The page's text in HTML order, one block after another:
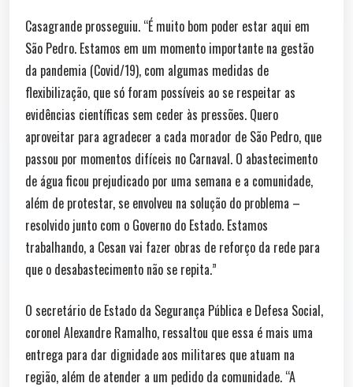
Casagrande prosseguiu. “É muito bom poder estar aqui em
São Pedro. Estamos em um momento importante na gestão
da pandemia (Covid/19), com algumas medidas de
flexibilização, que só foram possíveis ao se respeitar as
evidências científicas sem ceder às pressões. Quero
aproveitar para agradecer a cada morador de São Pedro, que
passou por momentos difíceis no Carnaval. O abastecimento
de água ficou prejudicado por uma semana e a comunidade,
além de protestar, se envolveu na solução do problema –
resolvido junto com o Governo do Estado. Estamos
trabalhando, a Cesan vai fazer obras de reforço da rede para
que o desabastecimento não se repita.”
O secretário de Estado da Segurança Pública e Defesa Social,
coronel Alexandre Ramalho, ressaltou que essa é mais uma
entrega para dar dignidade aos militares que atuam na
região, além de atender a um pedido da comunidade. “A